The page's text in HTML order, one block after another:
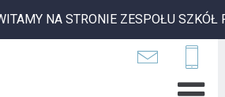
NA STRONIE ZESPOŁU SZKÓŁ